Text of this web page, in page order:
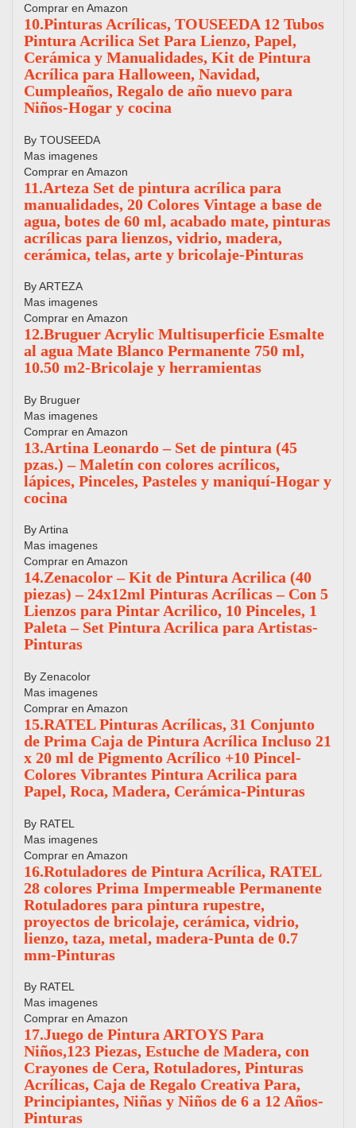
Comprar en Amazon
10.Pinturas Acrílicas, TOUSEEDA 12 Tubos
Pintura Acrilica Set Para Lienzo, Papel,
Cerámica y Manualidades, Kit de Pintura
Acrílica para Halloween, Navidad,
Cumpleaños, Regalo de año nuevo para
Niños-Hogar y cocina
By TOUSEEDA
Mas imagenes
Comprar en Amazon
11.Arteza Set de pintura acrílica para
manualidades, 20 Colores Vintage a base de
agua, botes de 60 ml, acabado mate, pinturas
acrílicas para lienzos, vidrio, madera,
cerámica, telas, arte y bricolaje-Pinturas
By ARTEZA
Mas imagenes
Comprar en Amazon
12.Bruguer Acrylic Multisuperficie Esmalte
al agua Mate Blanco Permanente 750 ml,
10.50 m2-Bricolaje y herramientas
By Bruguer
Mas imagenes
Comprar en Amazon
13.Artina Leonardo – Set de pintura (45
pzas.) – Maletín con colores acrílicos,
lápices, Pinceles, Pasteles y maniquí-Hogar y
cocina
By Artina
Mas imagenes
Comprar en Amazon
14.Zenacolor – Kit de Pintura Acrilica (40
piezas) – 24x12ml Pinturas Acrílicas – Con 5
Lienzos para Pintar Acrilico, 10 Pinceles, 1
Paleta – Set Pintura Acrilica para Artistas-
Pinturas
By Zenacolor
Mas imagenes
Comprar en Amazon
15.RATEL Pinturas Acrílicas, 31 Conjunto
de Prima Caja de Pintura Acrílica Incluso 21
x 20 ml de Pigmento Acrílico +10 Pincel-
Colores Vibrantes Pintura Acrilica para
Papel, Roca, Madera, Cerámica-Pinturas
By RATEL
Mas imagenes
Comprar en Amazon
16.Rotuladores de Pintura Acrílica, RATEL
28 colores Prima Impermeable Permanente
Rotuladores para pintura rupestre,
proyectos de bricolaje, cerámica, vidrio,
lienzo, taza, metal, madera-Punta de 0.7
mm-Pinturas
By RATEL
Mas imagenes
Comprar en Amazon
17.Juego de Pintura ARTOYS Para
Niños,123 Piezas, Estuche de Madera, con
Crayones de Cera, Rotuladores, Pinturas
Acrílicas, Caja de Regalo Creativa Para,
Principiantes, Niñas y Niños de 6 a 12 Años-
Pinturas